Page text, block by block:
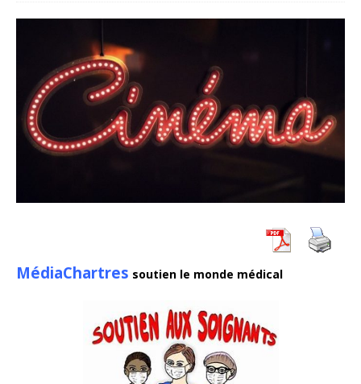
MédiaChartres soutien le monde médical